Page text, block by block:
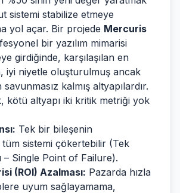
sistemi stabilize etmeye
yol açar. Bir projede Mercuris
bir yazılım mimarisi
girdiğinde, karşılaşılan en
iyi niyetle oluşturulmuş ancak
kalmış altyapılardır.
kötü altyapı iki kritik metriği yok
Tek bir bileşenin
tüm sistemi çökertebilir (Tek
– Single Point of Failure).
(ROI) Azalması: Pazarda hızla
uyum sağlayamama,